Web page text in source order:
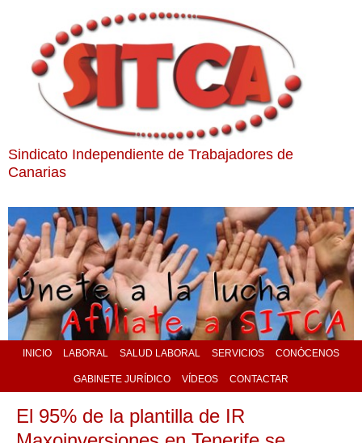
Sindicato Independiente de Trabajadores de
Canarias
INICIO LABORAL SALUD LABORAL SERVICIOS CONÓCENOS
GABINETE JURÍDICO VÍDEOS CONTACTAR
El 95% de la plantilla de IR